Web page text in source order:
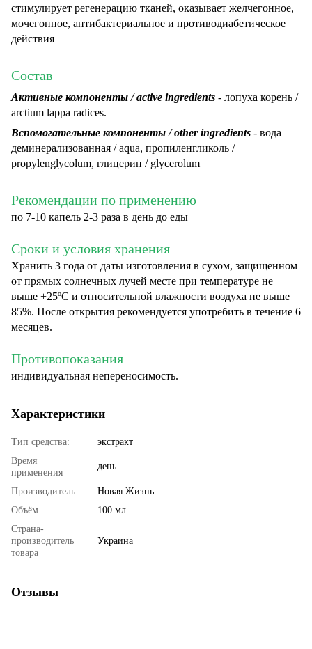
стимулирует регенерацию тканей, оказывает желчегонное,
мочегонное, антибактериальное и противодиабетическое
действия
Состав
Активные компоненты / active ingredients - лопуха корень /
arctium lappa radices.
Вспомогательные компоненты / other ingredients - вода
деминерализованная / aqua, пропиленгликоль /
propylenglycolum, глицерин / glycerolum
Рекомендации по применению
по 7-10 капель 2-3 раза в день до еды
Сроки и условия хранения
Хранить 3 года от даты изготовления в сухом, защищенном
от прямых солнечных лучей месте при температуре не
выше +25ºС и относительной влажности воздуха не выше
85%. После открытия рекомендуется употребить в течение 6
месяцев.
Противопоказания
индивидуальная непереносимость.
Характеристики
Тип средства:
экстракт
Время
применения
день
Производитель
Новая Жизнь
Объём
100 мл
Страна-
производитель
товара
Украина
Отзывы